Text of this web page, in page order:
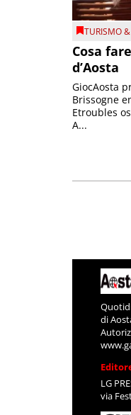
TURISMO
Cosa
d’Aosta
GiocAosta
Brissogne
Etroubles
A...
di
LG
via